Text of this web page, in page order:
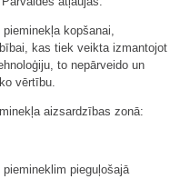
kopšanai,
kas tiek veikta izmantojot
to nepārveido un
vērtību.
aizsardzības zonā:
pieguļošajā